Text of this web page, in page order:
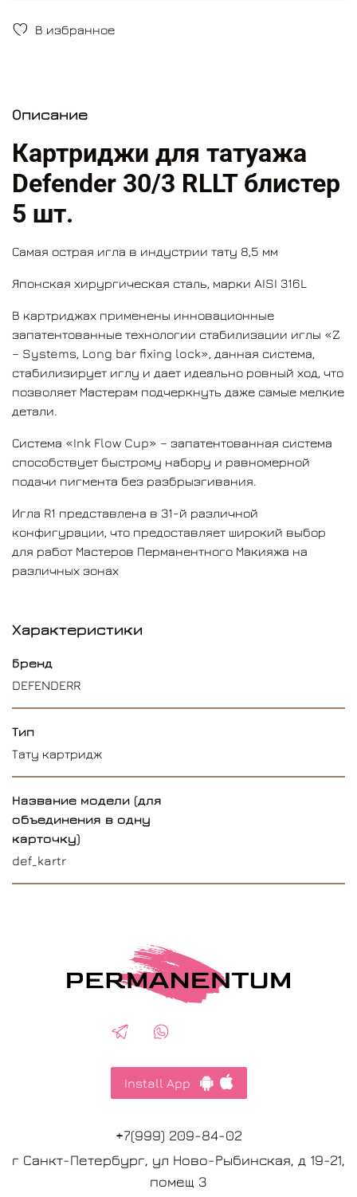
В избранное
Описание
Картриджи для татуажа
Defender 30/3 RLLT блистер
5 шт.
Самая острая игла в индустрии тату 8,5 мм
Японская хирургическая сталь, марки AISI 316L
В картриджах применены инновационные
запатентованные технологии стабилизации иглы «Z
– Systems, Long bar fixing lock», данная система,
стабилизирует иглу и дает идеально ровный ход, что
позволяет Мастерам подчеркнуть даже самые мелкие
детали.
Система «Ink Flow Cup» – запатентованная система
способствует быстрому набору и равномерной
подачи пигмента без разбрызгивания.
Игла R1 представлена в 31-й различной
конфигурации, что предоставляет широкий выбор
для работ Мастеров Перманентного Макияжа на
различных зонах
Характеристики
Бренд
DEFENDERR
Тип
Тату картридж
Название модели (для
объединения в одну
карточку)
def_kartr
Install App
+7(999) 209-84-02
г Санкт-Петербург, ул Ново-Рыбинская, д 19-21,
помещ 3